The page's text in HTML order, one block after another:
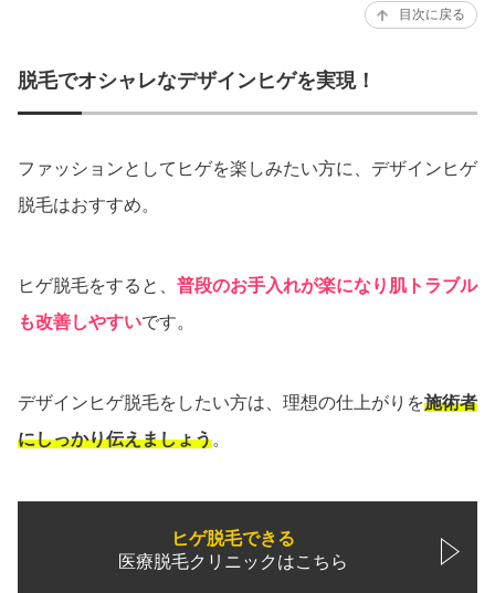
目次に戻る
脱毛でオシャレなデザインヒゲを実現！
ファッションとしてヒゲを楽しみたい方に、デザインヒゲ
脱毛はおすすめ。
ヒゲ脱毛をすると、 普段のお手入れが楽になり肌トラブル
も改善しやすいです。
デザインヒゲ脱毛をしたい方は、理想の仕上がりを施術者
にしっかり伝えましょう。
ヒゲ脱毛できる
医療脱毛クリニックはこちら